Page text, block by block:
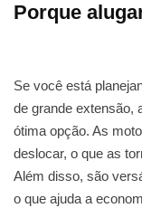
Porque
Se você está
de grande extensão,
ótima opção. As
deslocar, o que as
Além disso, são
o que ajuda a